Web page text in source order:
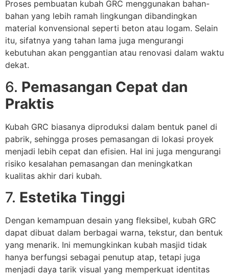
Proses pembuatan kubah GRC menggunakan bahan-
bahan yang lebih ramah lingkungan dibandingkan
material konvensional seperti beton atau logam. Selain
itu, sifatnya yang tahan lama juga mengurangi
kebutuhan akan penggantian atau renovasi dalam waktu
dekat.
6. Pemasangan Cepat dan
Praktis
Kubah GRC biasanya diproduksi dalam bentuk panel di
pabrik, sehingga proses pemasangan di lokasi proyek
menjadi lebih cepat dan efisien. Hal ini juga mengurangi
risiko kesalahan pemasangan dan meningkatkan
kualitas akhir dari kubah.
7. Estetika Tinggi
Dengan kemampuan desain yang fleksibel, kubah GRC
dapat dibuat dalam berbagai warna, tekstur, dan bentuk
yang menarik. Ini memungkinkan kubah masjid tidak
hanya berfungsi sebagai penutup atap, tetapi juga
menjadi daya tarik visual yang memperkuat identitas